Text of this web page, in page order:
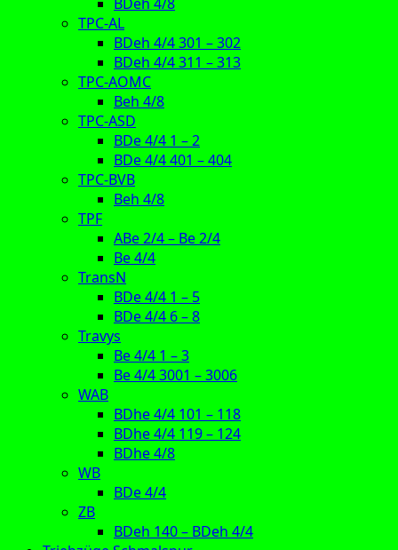
TPC-AL
BDeh 4/4 301 – 302
BDeh 4/4 311 – 313
TPC-AOMC
Beh 4/8
TPC-ASD
BDe 4/4 1 – 2
BDe 4/4 401 – 404
TPC-BVB
Beh 4/8
TPF
ABe 2/4 – Be 2/4
Be 4/4
TransN
BDe 4/4 1 – 5
BDe 4/4 6 – 8
Travys
Be 4/4 1 – 3
Be 4/4 3001 – 3006
WAB
BDhe 4/4 101 – 118
BDhe 4/4 119 – 124
BDhe 4/8
WB
BDe 4/4
ZB
BDeh 140 – BDeh 4/4